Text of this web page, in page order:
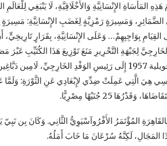
المَأْسَاةِ الإِنْسَانِيَّةِ وَالأَخْلَاقِيَّةِ، لَا يَنْبَغِي
وَمَسِيرَةٍ رَمْزِيَّةٍ لِغَضَبِ الإِنْسَانِيَّةِ: مَسِيرَةٍ
بِوَاجِبِهِمْ… وَعَلَى الإِنْسَانِيَّةِ، بِقَرَارٍ
لِجَبْهَةِ التَّحْرِيرِ مَنَعَ تَوْزِيعَ هَذَا الكُتَيِّبِ
وَخَتَمَ رِسَالَةً بَعَثَ بِهَا فِي جويلية 1957 إِلَى رَئِيسِ
هِيَ الَّتِي عَمِلَتْ ضِدِّي لإِبْعَادِي عَنِ الثَّوْرَةِ:
25 جُنَيْهًا مِصْرِيًّا.
1957 انْعَقَدَ بِالقَاهِرَةِ المُؤْتَمَرُ الأَفْرُوآسْيَوِيُّ الثَّانِي.
المَجَالِ، لَكِنَّهُ سُرْعَانَ مَا خَابَ أَمَلُهُ.